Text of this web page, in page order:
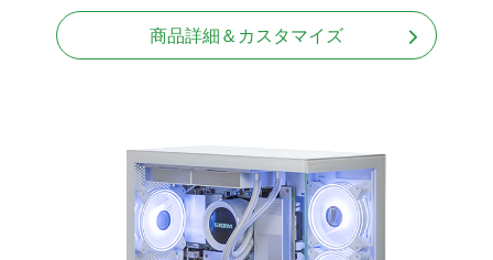
商品詳細＆カスタマイズ